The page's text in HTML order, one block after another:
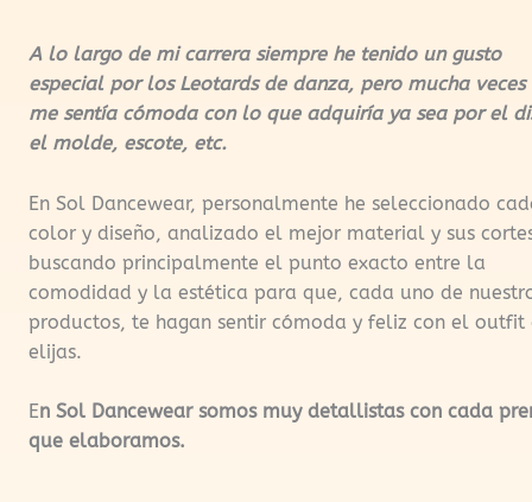
m
A lo largo de mi carrera siempre he tenido un gusto
especial por los Leotards de danza, pero mucha veces
me sentía cómoda con lo que adquiría ya sea por el
el molde, escote, etc.
En Sol Dancewear, personalmente he seleccionado
color y diseño, analizado el mejor material y sus
buscando principalmente el punto exacto entre la
comodidad y la estética para que, cada uno de
productos, te hagan sentir cómoda y feliz con el outfit
elijas.
En Sol Dancewear somos muy detallistas con cada
que elaboramos.